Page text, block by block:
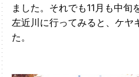
ました。それでも11月も中旬
左近川に行ってみると、ケヤ
た。